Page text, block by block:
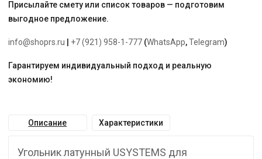
Присылайте смету или список товаров — подготовим
выгодное предложение.
info@shoprs.ru +7 (921) 958-1-777 (WhatsApp,Telegram)
Гарантируем индивидуальный подход и реальную
экономию!
Описание Характеристики
Угольник латунный USYSTEMS для